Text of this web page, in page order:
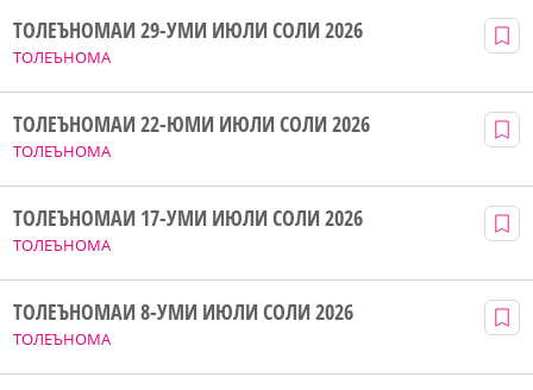
ТОЛЕЪНОМА
ТОЛЕЪНОМАИ 29-УМИ ИЮЛИ СОЛИ 2026
ТОЛЕЪНОМА
ТОЛЕЪНОМАИ 22-ЮМИ ИЮЛИ СОЛИ 2026
ТОЛЕЪНОМА
ТОЛЕЪНОМАИ 17-УМИ ИЮЛИ СОЛИ 2026
ТОЛЕЪНОМА
ТОЛЕЪНОМАИ 8-УМИ ИЮЛИ СОЛИ 2026